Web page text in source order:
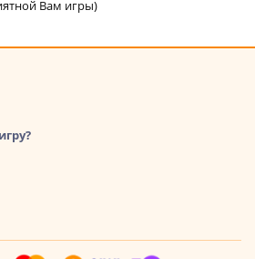
Вам игры)